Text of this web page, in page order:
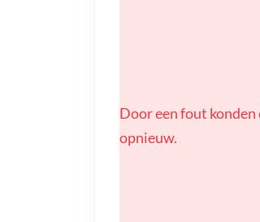
Door een fout konden
opnieuw.